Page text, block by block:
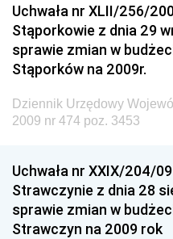
Dziennik Urzędowy
Krajowych i Autostrad
Dziennik Urzędowy
Dziennik Urzędowy
Dziennik Urzędowy
Dziennik Urzędowy
Dziennik Urzędowy
Uchwała nr XLII/256/
Stąporkowie z dnia 29
sprawie zmian w
Stąporków na 2009r.
Dziennik Urzędowy
2009 nr 474 poz. 3453
Uchwała nr XXIX/204/
Strawczynie z dnia 28
sprawie zmian w
Strawczyn na 2009 rok